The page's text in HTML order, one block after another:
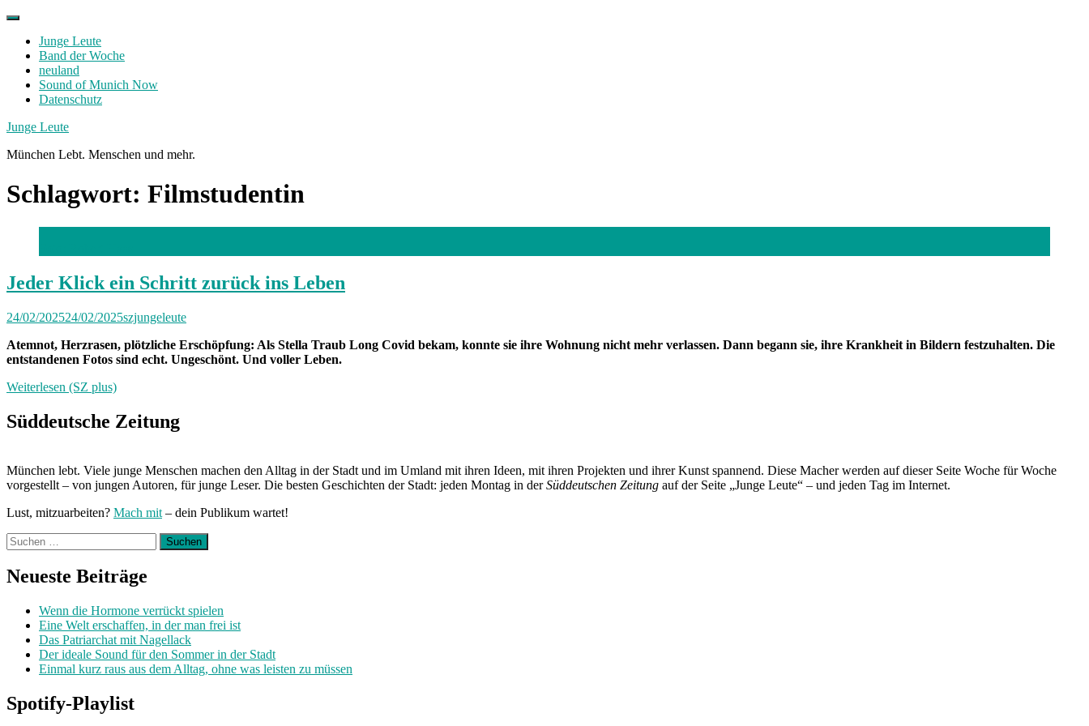
Skip
contentJunge Leute
Band der Woche
neuland
Sound of Munich Now
Datenschutz
Facebook
Twitter
Instagram
Junge Leute
München Lebt. Menschen und mehr.
Schlagwort: Filmstudentin
Jeder Klick ein Schritt zurück ins Leben
24/02/202524/02/2025szjungeleute
Atemnot, Herzrasen, plötzliche Erschöpfung: Als Stella Traub Long Covid bekam, konnte sie ihre Wohnung nicht mehr verlassen. Dann begann sie, ihre Krankheit in Bildern festzuhalten. Die
entstandenen Fotos sind echt. Ungeschönt. Und voller Leben.
Weiterlesen (SZ plus)
Süddeutsche Zeitung
München lebt. Viele junge Menschen machen den Alltag in der Stadt und im Umland mit ihren Ideen, mit ihren Projekten und ihrer Kunst spannend. Diese Macher werden auf dieser Seite Woche für Woche
vorgestellt – von jungen Autoren, für junge Leser. Die besten Geschichten der Stadt: jeden Montag in derSüddeutschen Zeitung auf der Seite „Junge Leute“ – und jeden Tag im Internet.
Lust, mitzuarbeiten? Mach mit – dein Publikum wartet!
Suchen
nach:
Neueste Beiträge
Wenn die Hormone verrückt spielen
Eine Welt erschaffen, in der man frei ist
Das Patriarchat mit Nagellack
Der ideale Sound für den Sommer in der Stadt
Einmal kurz raus aus dem Alltag, ohne was leisten zu müssen
Spotify-Playlist